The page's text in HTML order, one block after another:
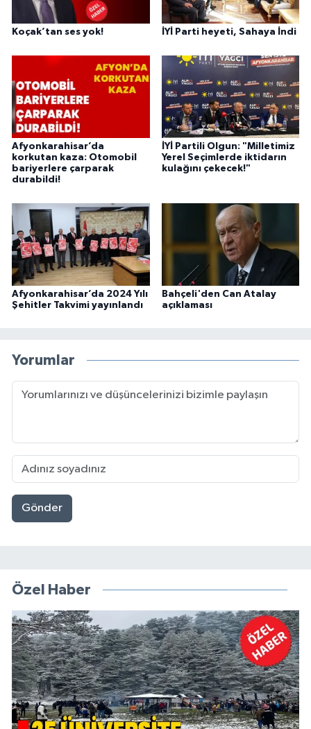
Koçak’tan ses yok! İYİ Parti heyeti, Sahaya İndi
Afyonkarahisar’da
korkutan kaza: Otomobil
bariyerlere çarparak
durabildi!
İYİ Partili Olgun: "Milletimiz
Yerel Seçimlerde iktidarın
kulağını çekecek!"
Afyonkarahisar’da 2024 Yılı
Şehitler Takvimi yayınlandı
Bahçeli'den Can Atalay
açıklaması
Yorumlar
Gönder
Özel Haber